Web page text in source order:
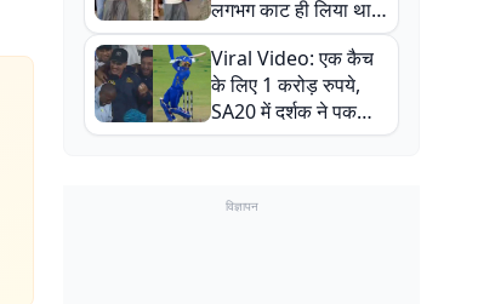
लगभग काट ही लिया था,
न्यूजीलैंड सीरीज से पहले
बाल-बाल बचे
Viral Video: एक कैच
के लिए 1 करोड़ रुपये,
SA20 में दर्शक ने पकड़ा
एक हाथ से गजब का कैच
विज्ञापन